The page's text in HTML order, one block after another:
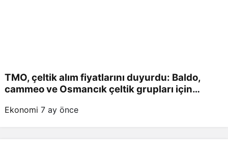
TMO, çeltik alım fiyatlarını duyurdu: Baldo,
cammeo ve Osmancık çeltik grupları için
Ekonomi 7 ay önce